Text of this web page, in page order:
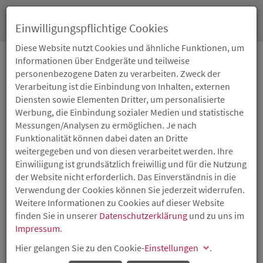
24.05.2019
GESCHÄFTSJAHR 2018:
ISB FÖRDERT IN STADT
UND LAND
KAISERSLAUTERN
UNTERNEHMEN MIT
22,3 MILLIONEN EURO
Erfolgreiche Wirtschaftsförderung
Einwilligungspflichtige Cookies
Diese Website nutzt Cookies und ähnliche Funktionen, um
Informationen über Endgeräte und teilweise
personenbezogene Daten zu verarbeiten. Zweck der
Verarbeitung ist die Einbindung von Inhalten, externen
Diensten sowie Elementen Dritter, um personalisierte
Werbung, die Einbindung sozialer Medien und statistische
Messungen/Analysen zu ermöglichen. Je nach
Funktionalität können dabei daten an Dritte
weitergegeben und von diesen verarbeitet werden. Ihre
Einwiliigung ist grundsätzlich freiwillig und für die Nutzung
der Website nicht erforderlich. Das Einverständnis in die
Verwendung der Cookies können Sie jederzeit widerrufen.
Weitere Informationen zu Cookies auf dieser Website
finden Sie in unserer Datenschutzerklärung und zu uns im
Impressum.
Hier gelangen Sie zu den Cookie-Einstellungen
.